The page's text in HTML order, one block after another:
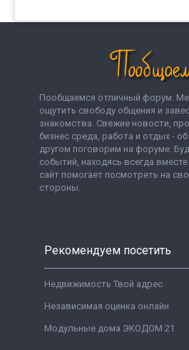
Пообщаемся отличный форум.
ощутить свободу общения и
знакомства. Свежие новости,
бизнес среда, работа и отдых -
другом поговорим на форуме.
событий, находясь всегда
сайт помогает посмотреть на
стороны.
Рекомендуем посетить
Недвижимость Твой адрес
Независимая оценка онлайн
Модульные дома ЭКОДОМ 21